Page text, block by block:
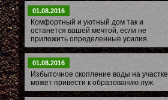
01.08.2016
Комфортный и уютный дом так и
останется вашей мечтой, если не
приложить определенные усилия.
01.08.2016
Избыточное скопление воды на участке
может привести к образованию луж.